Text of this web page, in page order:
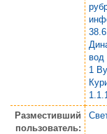
вод
1
Разместивший
пользователь: